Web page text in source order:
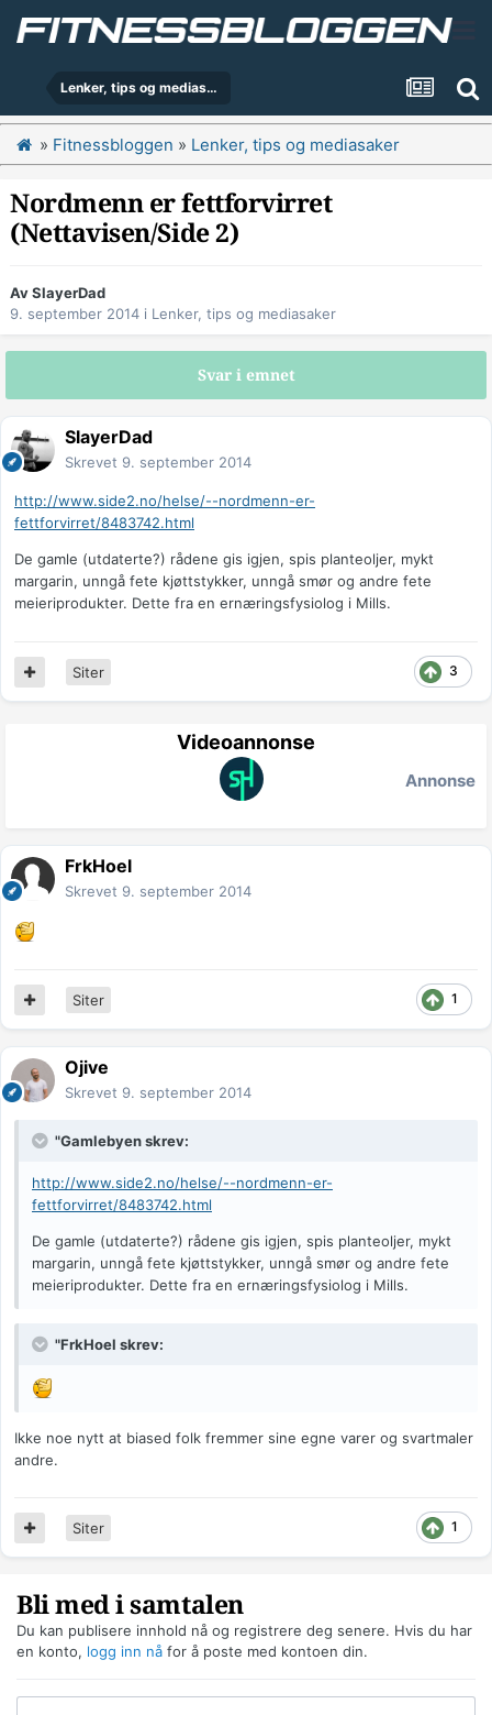
Lenker, tips og mediasaker
» Fitnessbloggen » Lenker, tips og mediasaker
Nordmenn er fettforvirret
(Nettavisen/Side 2)
AvSlayerDad
9. september 2014 i Lenker, tips og mediasaker
Svar i emnet
SlayerDad
Skrevet 9. september 2014
http://www.side2.no/helse/--nordmenn-er-
fettforvirret/8483742.html
De gamle (utdaterte?) rådene gis igjen, spis planteoljer, mykt
margarin, unngå fete kjøttstykker, unngå smør og andre fete
meieriprodukter. Dette fra en ernæringsfysiolog i Mills.
3
Siter
Videoannonse
Annonse
FrkHoel
Skrevet 9. september 2014
1
Siter
Ojive
Skrevet 9. september 2014
"Gamlebyen skrev:
http://www.side2.no/helse/--nordmenn-er-
fettforvirret/8483742.html
De gamle (utdaterte?) rådene gis igjen, spis planteoljer, mykt
margarin, unngå fete kjøttstykker, unngå smør og andre fete
meieriprodukter. Dette fra en ernæringsfysiolog i Mills.
"FrkHoel skrev:
Ikke noe nytt at biased folk fremmer sine egne varer og svartmaler
andre.
1
Siter
Bli med i samtalen
Du kan publisere innhold nå og registrere deg senere. Hvis du har
en konto, logg inn nå for å poste med kontoen din.